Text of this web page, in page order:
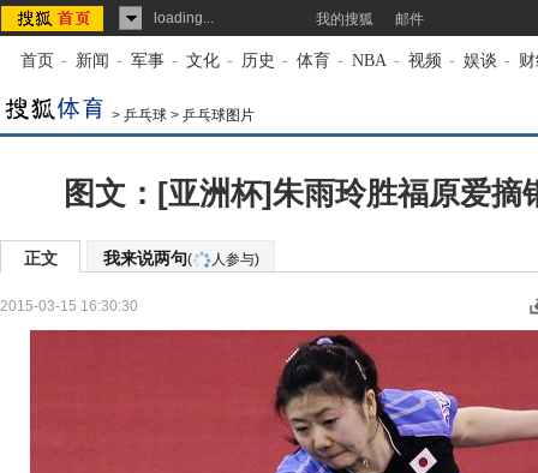
loading... 我的搜狐 邮件
首页 - 新闻 - 军事 - 文化 - 历史 - 体育 - NBA - 视频 - 娱谈 -
> 乒乓球 > 乒乓球图片
图文：[亚洲杯]朱雨玲胜福原爱摘
正文 我来说两句( 人参与)
2015-03-15 16:30:30